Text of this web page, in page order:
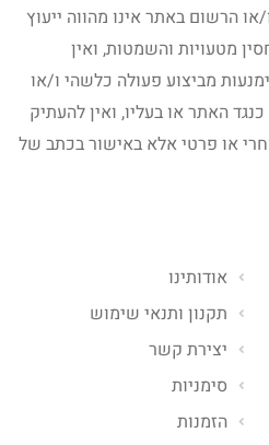
הרשום באתר אינו מהווה ייעוץ
מטעויות והשמטות, ואין
מביצוע פעולה כלשהי ו/או
האתר או בעליו, ואין להעתיק
או פרטי אלא באישור בכתב של
אודותינו
תקנון ותנאי שימוש
יצירת קשר
סימניות
הזמנות